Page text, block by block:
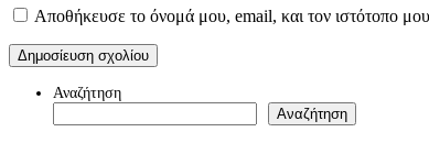
Αποθήκευσε το όνομά μου, email, και τον ιστότοπο
Αναζήτηση
Αναζήτηση